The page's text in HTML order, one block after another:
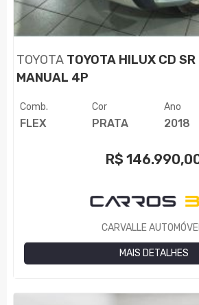
TOYOTA TOYOTA HILUX CD
MANUAL 4P
Comb.
FLEX
Cor
PRATA
Ano
2018
R$
CARVALLE
MAIS DETALHES